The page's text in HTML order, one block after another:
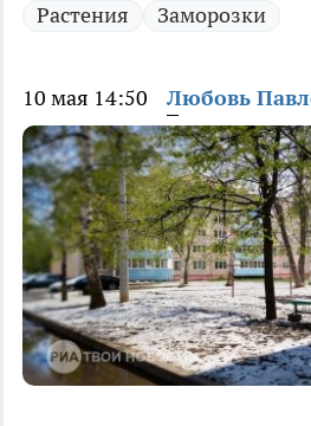
Растения
Заморозки
10 мая 14:50 Любовь